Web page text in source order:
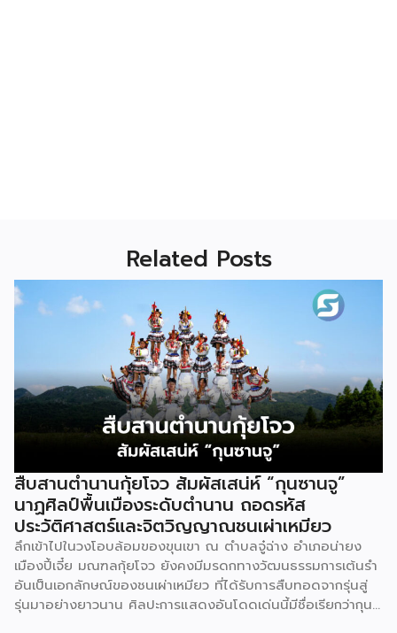
Related Posts
สืบสานตำนานกุ้ยโจว สัมผัสเสน่ห์ “กุนซานจู”
นาฏศิลป์พื้นเมืองระดับตำนาน ถอดรหัส
ประวัติศาสตร์และจิตวิญญาณชนเผ่าเหมียว
ลึกเข้าไปในวงโอบล้อมของขุนเขา ณ ตำบลจู๋ฉ่าง อำเภอน่ายง
เมืองปี้เจี๋ย มณฑลกุ้ยโจว ยังคงมีมรดกทางวัฒนธรรมการเต้นรำ
อันเป็นเอกลักษณ์ของชนเผ่าเหมียว ที่ได้รับการสืบทอดจากรุ่นสู่
รุ่นมาอย่างยาวนาน ศิลปะการแสดงอันโดดเด่นนี้มีชื่อเรียกว่ากุน